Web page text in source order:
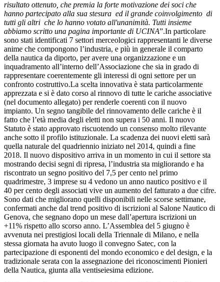
risultato ottenuto, che premia la forte motivazione dei soci che
hanno partecipato alla sua stesura ed il grande coinvolgimento di
tutti gli altri che lo hanno votato all'unanimità. Tutti insieme
abbiamo scritto una pagina importante di UCINA”.In particolare
sono stati identificati 7 settori merceologici rappresentanti le diverse
anime che compongono l’industria, e più in generale il comparto
della nautica da diporto, per avere una organizzazione e un
inquadramento all’interno dell’Associazione che sia in grado di
rappresentare coerentemente gli interessi di ogni settore per un
confronto costruttivo.La scelta innovativa è stata particolarmente
apprezzata e si è dato corso al rinnovo di tutte le cariche associative
(nel documento allegato) per renderle coerenti con il nuovo
impianto. Un segno tangibile del rinnovamento delle cariche è il
fatto che l’età media degli eletti non supera i 50 anni. Il nuovo
Statuto è stato approvato riscuotendo un consenso molto rilevante
anche sotto il profilo istituzionale. La scadenza dei nuovi eletti sarà
quella naturale del quadriennio iniziato nel 2014, quindi a fine
2018. Il nuovo dispositivo arriva in un momento in cui il settore sta
mostrando decisi segni di ripresa, l’industria sta migliorando e ha
riscontrato un segno positivo del 7,5 per cento nel primo
quadrimestre, 3 imprese su 4 vedono un anno nautico positivo e il
40 per cento degli associati vive un aumento del fatturato a due cifre.
Sono dati che migliorano quelli disponibili nelle scorse settimane,
confermati anche dal trend positivo di iscrizioni al Salone Nautico di
Genova, che segnano dopo un mese dall’apertura iscrizioni un
+11% rispetto allo scorso anno. L’Assemblea del 5 giugno è
avvenuta nei prestigiosi locali della Triennale di Milano, e nella
stessa giornata ha avuto luogo il convegno Satec, con la
partecipazione di esponenti del mondo economico e del design, e la
tradizionale serata con la assegnazione dei riconoscimenti Pionieri
della Nautica, giunta alla ventiseiesima edizione.